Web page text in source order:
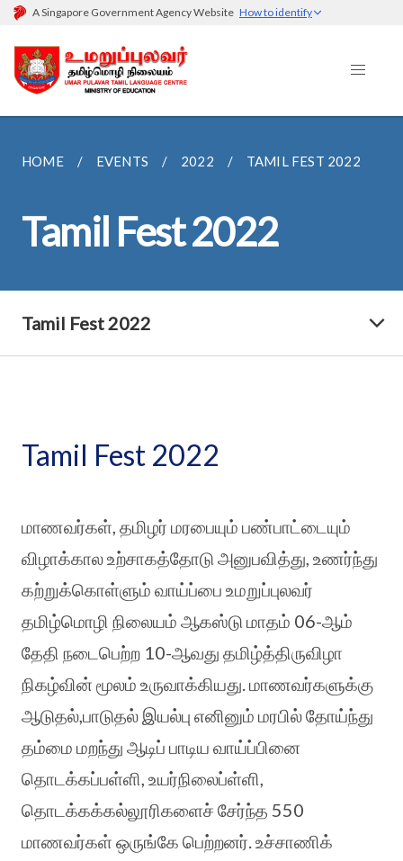
A Singapore Government Agency Website How to identify
HOME EVENTS 2022 TAMIL FEST 2022
Tamil Fest 2022
Tamil Fest 2022
Tamil Fest 2022
மாணவர்கள், தமிழர் மரபையும் பண்பாட்டையும்
விழாக்கால உற்சாகத்தோடு அனுபவித்து, உணர்ந்து
கற்றுக்கொள்ளும் வாய்ப்பை உமறுப்புலவர்
தமிழ்மொழி நிலையம் ஆகஸ்டு மாதம் 06-ஆம்
தேதி நடைபெற்ற 10-ஆவது தமிழ்த்திருவிழா
நிகழ்வின் மூலம் உருவாக்கியது. மாணவர்களுக்கு
ஆடுதல்,பாடுதல் இயல்பு எனினும் மரபில் தோய்ந்து
தம்மை மறந்து ஆடிப் பாடிய வாய்ப்பினை
தொடக்கப்பள்ளி, உயர்நிலைப்ள்ளி,
தொடக்கக்கல்லூரிகளைச் சேர்ந்த 550
மாணவர்கள் ஒருங்கே பெற்றனர். உச்சாணிக்